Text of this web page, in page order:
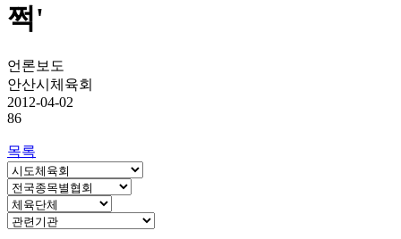
쩍'
언론보도
안산시체육회
2012-04-02
86
목록